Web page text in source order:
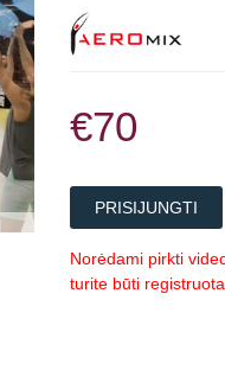
€70
PRISIJUNGTI
Norėdami pirkti
turite būti